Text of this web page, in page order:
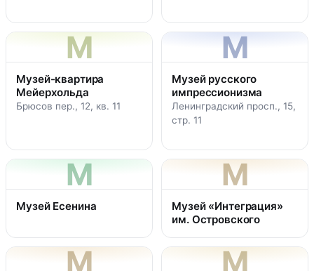
М
Музей-квартира
Мейерхольда
Брюсов пер., 12, кв. 11
М
Музей русского
импрессионизма
Ленинградский просп., 15,
стр. 11
М
Музей Есенина
М
Музей «Интеграция»
им. Островского
М М